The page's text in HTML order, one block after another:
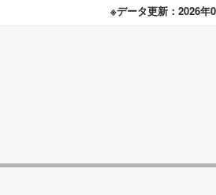
※データ更新：2026年